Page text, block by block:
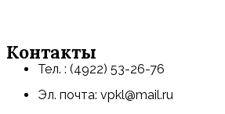
Контакты
Тел. : (4922) 53-26-76
Эл. почта: vpkl@mail.ru